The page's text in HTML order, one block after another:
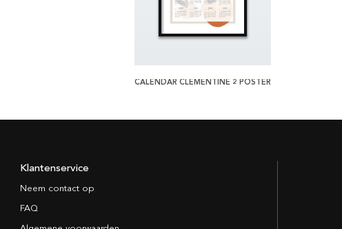
CALENDAR CLEMENTINE 2 POSTER
Klantenservice
Neem contact op
FAQ